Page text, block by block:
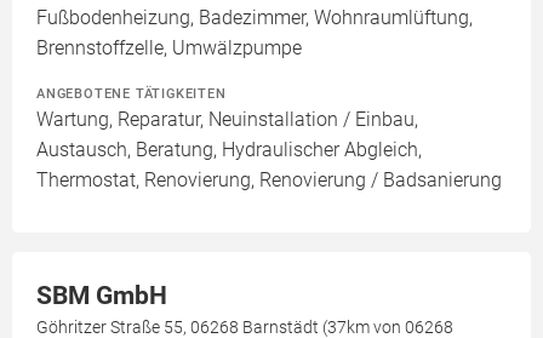
Fußbodenheizung, Badezimmer, Wohnraumlüftung,
Brennstoffzelle, Umwälzpumpe
ANGEBOTENE TÄTIGKEITEN
Wartung, Reparatur, Neuinstallation / Einbau,
Austausch, Beratung, Hydraulischer Abgleich,
Thermostat, Renovierung, Renovierung / Badsanierung
SBM GmbH
Göhritzer Straße 55, 06268 Barnstädt (37km von 06268